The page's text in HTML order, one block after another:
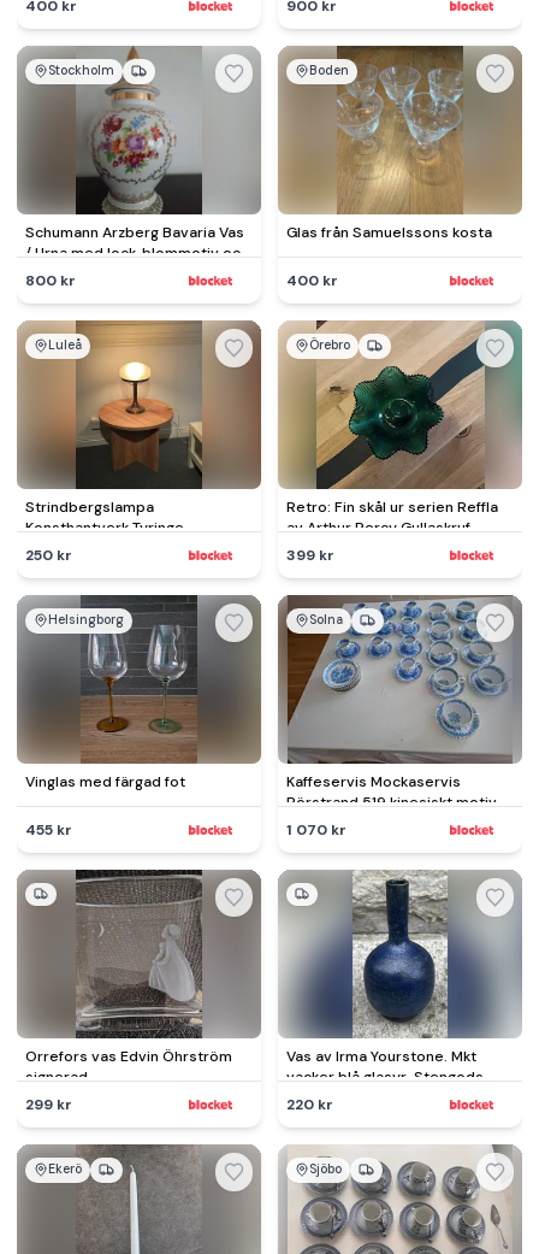
400 kr
900 kr
Stockholm
Schumann Arzberg Bavaria Vas
/ Urna med lock, blommotiv och
gulddetaljer.
800 kr
Boden
Glas från Samuelssons kosta
400 kr
Luleå
Strindbergslampa
Konsthantverk Tyringe –
mässing/antik finish
250 kr
Örebro
Retro: Fin skål ur serien Reffla
av Arthur Percy Gullaskruf
glasbruk
399 kr
Helsingborg
Vinglas med färgad fot
455 kr
Solna
Kaffeservis Mockaservis
Rörstrand 519 kinesiskt motiv
1 070 kr
Orrefors vas Edvin Öhrström
signerad
299 kr
Vas av Irma Yourstone. Mkt
vacker blå glasyr. Stengods.
Vintage.
220 kr
Ekerö Sjöbo